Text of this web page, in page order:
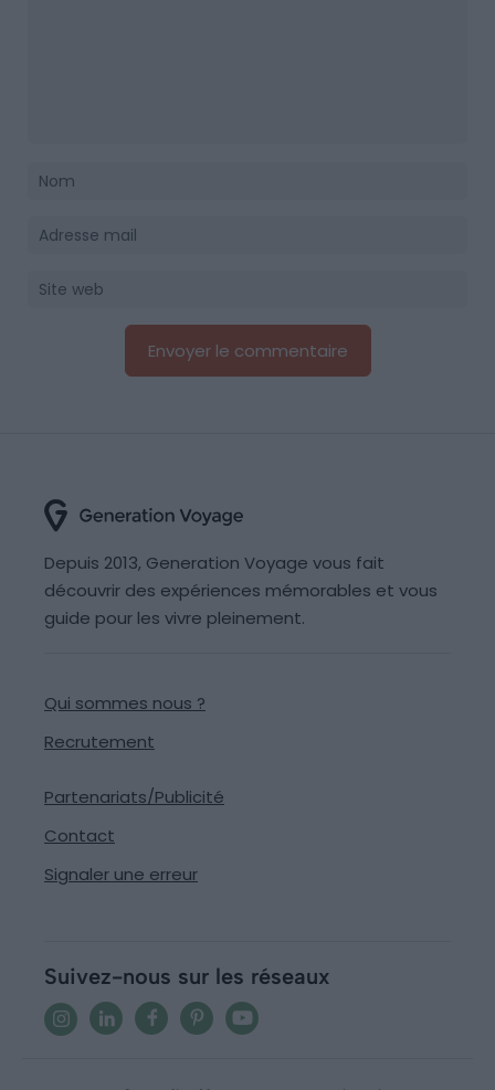
Depuis 2013, Generation Voyage vous fait
découvrir des expériences mémorables et vous
guide pour les vivre pleinement.
Qui sommes nous ?
Recrutement
Partenariats/Publicité
Contact
Signaler une erreur
Suivez-nous sur les réseaux